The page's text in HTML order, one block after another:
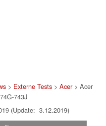
> Externe Tests> Acer> Acer
743J
(Update: 3.12.2019)